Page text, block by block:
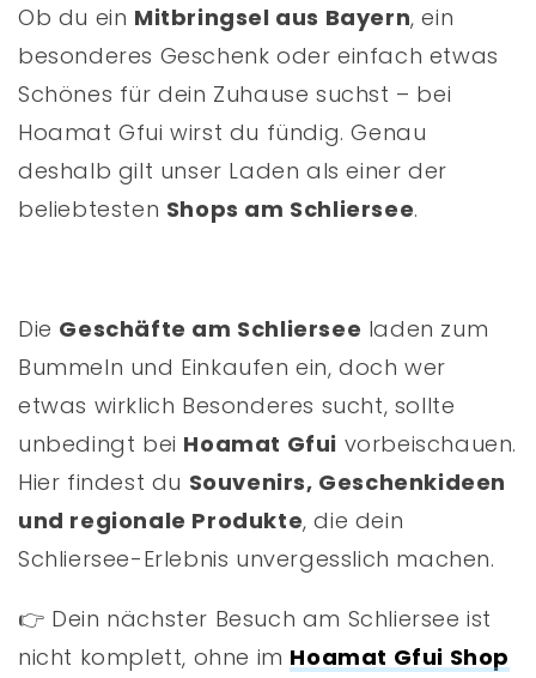
Ob du ein Mitbringsel aus Bayern, ein
besonderes Geschenk oder einfach etwas
Schönes für dein Zuhause suchst – bei
Hoamat Gfui wirst du fündig. Genau
deshalb gilt unser Laden als einer der
beliebtesten Shops am Schliersee.
Die Geschäfte am Schliersee laden zum
Bummeln und Einkaufen ein, doch wer
etwas wirklich Besonderes sucht, sollte
unbedingt bei Hoamat Gfui vorbeischauen.
Hier findest du Souvenirs, Geschenkideen
und regionale Produkte, die dein
Schliersee-Erlebnis unvergesslich machen.
👉 Dein nächster Besuch am Schliersee ist
nicht komplett, ohne im Hoamat Gfui Shop